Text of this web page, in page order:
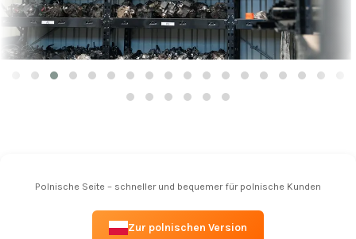
Polnische Seite – schneller und bequemer für polnische Kunden
Zur polnischen Version